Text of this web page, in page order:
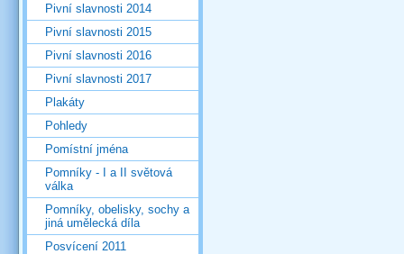
Pivní slavnosti 2014
Pivní slavnosti 2015
Pivní slavnosti 2016
Pivní slavnosti 2017
Plakáty
Pohledy
Pomístní jména
Pomníky - I a II světová
válka
Pomníky, obelisky, sochy a
jiná umělecká díla
Posvícení 2011